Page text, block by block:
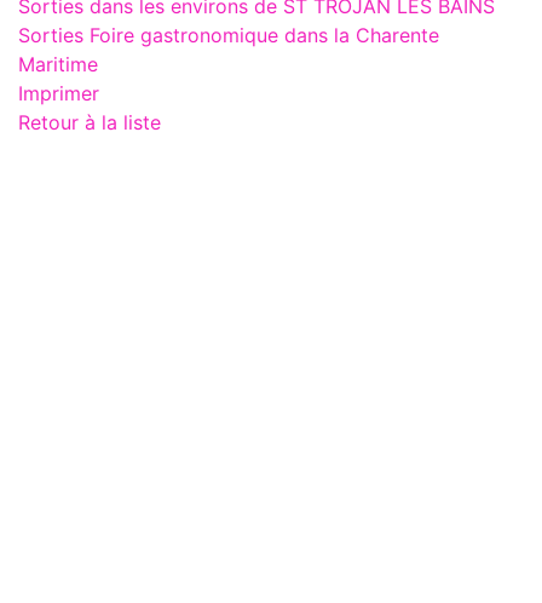
Sorties dans les environs de ST TROJAN LES BAINS
Sorties Foire gastronomique dans la Charente
Maritime
Imprimer
Retour à la liste